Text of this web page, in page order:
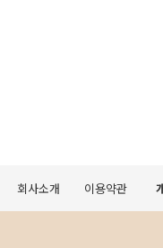
회사소개 이용약관